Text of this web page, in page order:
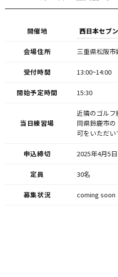
開催地 西日本セブ
会場住所 三重県松阪市
受付時間 13:00~14:00
開始予定時間 15:30
当日練習場
近隣のゴルフ
同県鈴鹿市
可をいただい
申込締切 2025年4月5日
定員 30名
募集状況 coming soon